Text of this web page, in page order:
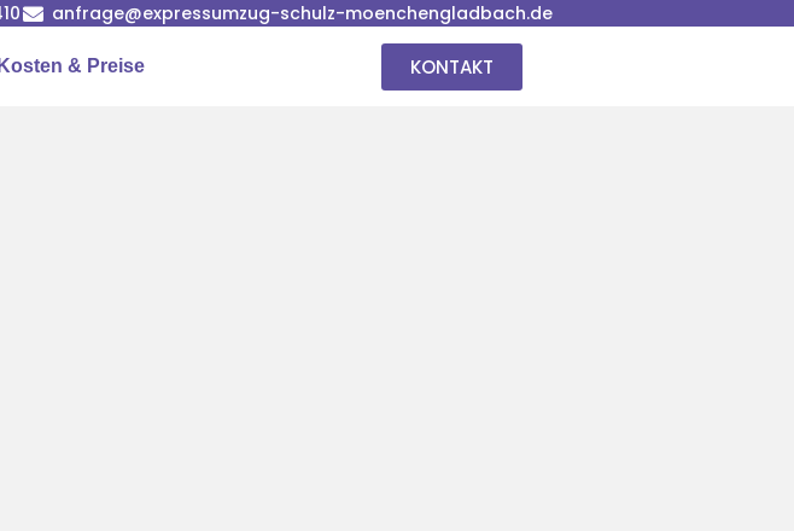
anfrage@expressumzug-schulz-moenchengladbach.de
Kosten & Preise KONTAKT